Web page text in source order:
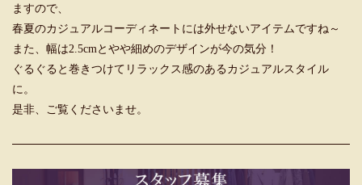
ますので、
春夏のカジュアルコーディネートには外せないアイテムですね～
また、幅は2.5cmとやや細めのデザインが今の気分！
ぐるぐると巻きつけてリラックス感のあるカジュアルスタイル
に。
是非、ご覧くださいませ。